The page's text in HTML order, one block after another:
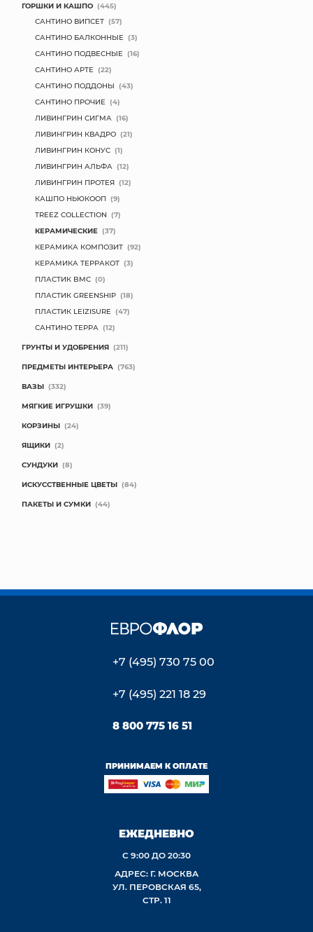
ГОРШКИ И КАШПО (445)
САНТИНО ВИПСЕТ (57)
САНТИНО БАЛКОННЫЕ (3)
САНТИНО ПОДВЕСНЫЕ (16)
САНТИНО АРТЕ (22)
САНТИНО ПОДДОНЫ (43)
САНТИНО ПРОЧИЕ (4)
ЛИВИНГРИН СИГМА (16)
ЛИВИНГРИН КВАДРО (21)
ЛИВИНГРИН КОНУС (1)
ЛИВИНГРИН АЛЬФА (12)
ЛИВИНГРИН ПРОТЕЯ (12)
КАШПО НЬЮКООП (9)
TREEZ COLLECTION (7)
КЕРАМИЧЕСКИЕ (37)
КЕРАМИКА КОМПОЗИТ (92)
КЕРАМИКА ТЕРРАКОТ (3)
ПЛАСТИК BMC (0)
ПЛАСТИК GREENSHIP (18)
ПЛАСТИК LEIZISURE (47)
САНТИНО ТЕРРА (12)
ГРУНТЫ И УДОБРЕНИЯ (211)
ПРЕДМЕТЫ ИНТЕРЬЕРА (763)
ВАЗЫ (332)
МЯГКИЕ ИГРУШКИ (39)
КОРЗИНЫ (24)
ЯЩИКИ (2)
СУНДУКИ (8)
ИСКУССТВЕННЫЕ ЦВЕТЫ (84)
ПАКЕТЫ И СУМКИ (44)
+7 (495) 730 75 00
+7 (495) 221 18 29
8 800 775 16 51
ПРИНИМАЕМ К ОПЛАТЕ
ЕЖЕДНЕВНО
С 9:00 ДО 20:30
АДРЕС: Г. МОСКВА
УЛ. ПЕРОВСКАЯ 65,
СТР. 11